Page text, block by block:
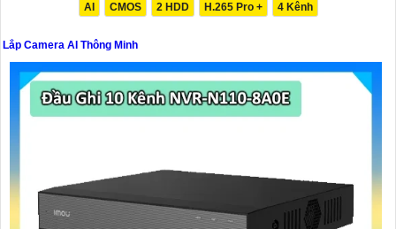
AI CMOS 2 HDD H.265 Pro + 4 Kênh
Lắp Camera AI Thông Minh